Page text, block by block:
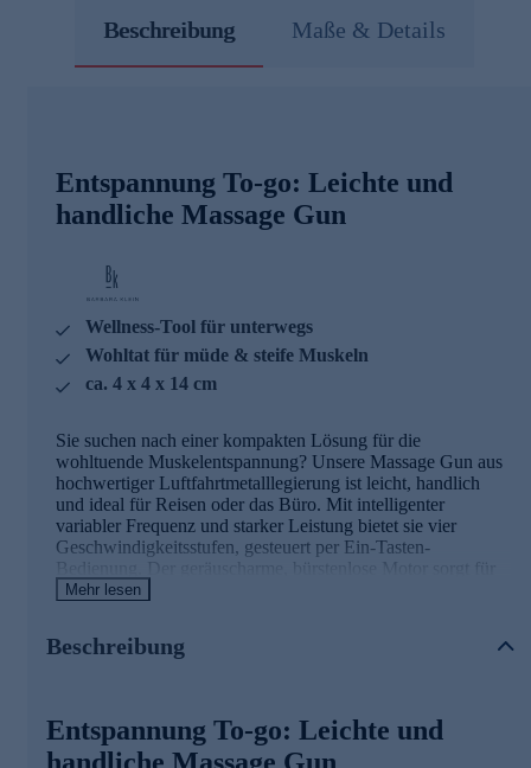
Beschreibung Maße & Details
Entspannung To-go: Leichte und
handliche Massage Gun
Wellness-Tool für unterwegs
Wohltat für müde & steife Muskeln
ca. 4 x 4 x 14 cm
Sie suchen nach einer kompakten Lösung für die
wohltuende Muskelentspannung? Unsere Massage Gun aus
hochwertiger Luftfahrtmetalllegierung ist leicht, handlich
und ideal für Reisen oder das Büro. Mit intelligenter
variabler Frequenz und starker Leistung bietet sie vier
Geschwindigkeitsstufen, gesteuert per Ein-Tasten-
Bedienung. Der geräuscharme, bürstenlose Motor sorgt für
eine diskrete Anwendung, während der 1.600 mAh Akku
Erholung. Doppelter Schutz vor Überlastung und schwacher
Erleben Sie pure Entspannung – jetzt gleich online
bestellen.
Mehr lesen
Beschreibung
Entspannung To-go: Leichte und
handliche Massage Gun